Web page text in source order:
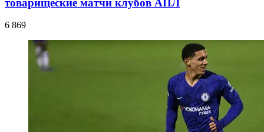
товарищеские матчи клубов АПЛ
6 869